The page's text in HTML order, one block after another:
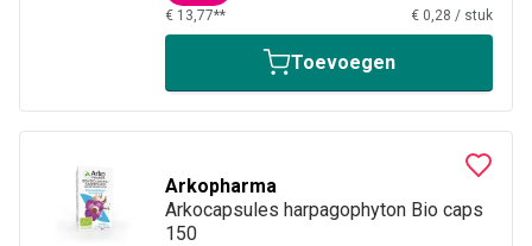
€ 13,77** € 0,28 / stuk
Toevoegen
Arkopharma
Arkocapsules harpagophyton Bio caps
150